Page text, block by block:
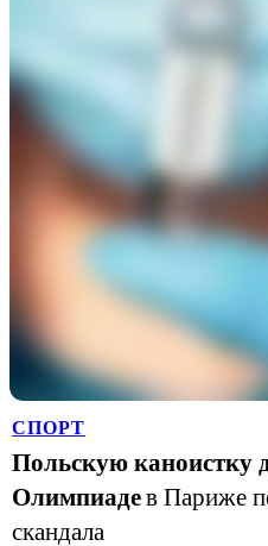
СПОРТ
Польскую каноистку
Олимпиадев Париже
скандала